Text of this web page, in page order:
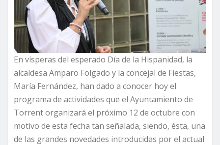
En vísperas del esperado Día de la Hispanidad, la
alcaldesa Amparo Folgado y la concejal de Fiestas,
María Fernández, han dado a conocer hoy el
programa de actividades que el Ayuntamiento de
Torrent organizará el próximo 12 de octubre con
motivo de esta fecha tan señalada, siendo, ésta, una
de las grandes novedades introducidas por el actual